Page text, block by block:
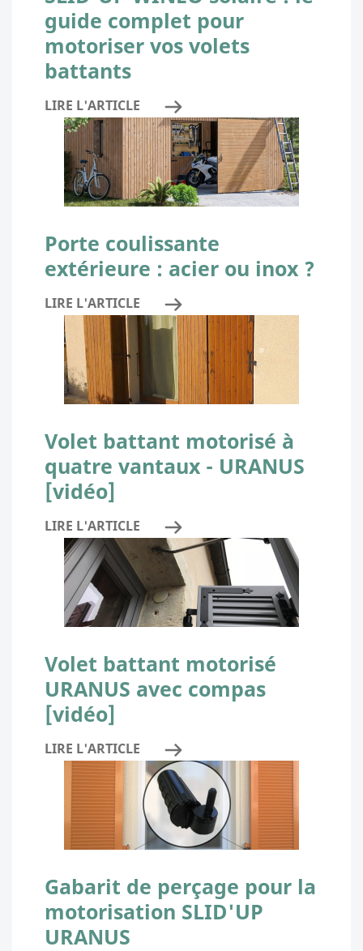
guide complet pour
motoriser vos volets
battants
LIRE L'ARTICLE
Porte coulissante
extérieure : acier ou inox ?
LIRE L'ARTICLE
Volet battant motorisé à
quatre vantaux - URANUS
[vidéo]
LIRE L'ARTICLE
Volet battant motorisé
URANUS avec compas
[vidéo]
LIRE L'ARTICLE
Gabarit de perçage pour la
motorisation SLID'UP
URANUS